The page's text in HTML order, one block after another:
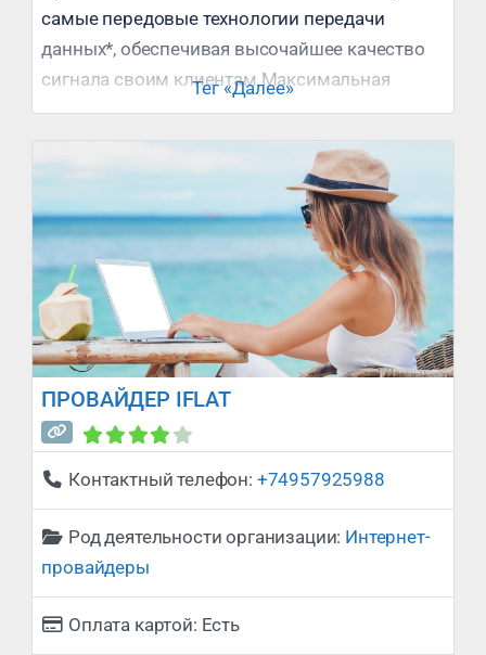
самые передовые технологии передачи
данных*, обеспечивая высочайшее качество
сигнала своим клиентам Максимальная
скорость Оптоволоконный интернет от
Ростелеком имеет одно важное
преимущество — огромную пропускную
способность сети. Она может намного
превышать 1 Гбит/с. Стабильное соединение
Оптоволоконные сети проложены под
землей, защищенные от погодных условий и
вандализма. Не подвержены
электромагнитным или радиочастотным
помехам Зона обслуживания Все населенные
пункты
Тег «Далее»
ПРОВАЙДЕР IFLAT
Контактный телефон: +74957925988
Род деятельности организации: Интернет-
провайдеры
Оплата картой: Есть